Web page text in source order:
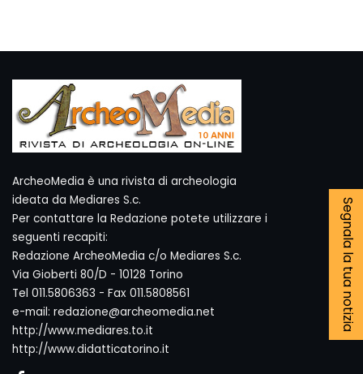
Segnala la tua notizia
ArcheoMedia è una rivista di archeologia
ideata da Mediares S.c.
Per contattare la Redazione potete utilizzare i
seguenti recapiti:
Redazione ArcheoMedia c/o Mediares S.c.
Via Gioberti 80/D - 10128 Torino
Tel 011.5806363 - Fax 011.5808561
e-mail: redazione@archeomedia.net
http://www.mediares.to.it
http://www.didatticatorino.it